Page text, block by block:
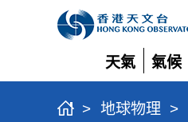
天氣
展
開
氣候
展
開
> 地球物理 >